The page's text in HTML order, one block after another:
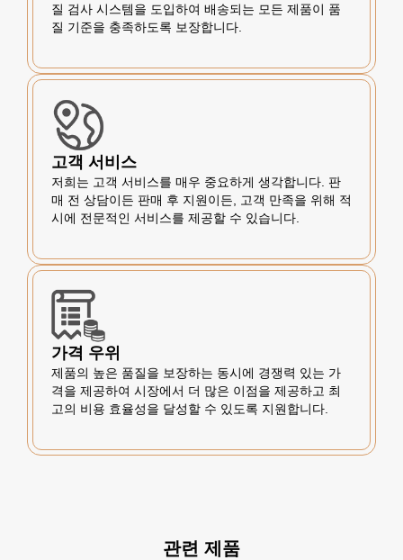
질 검사 시스템을 도입하여 배송되는 모든 제품이 품
질 기준을 충족하도록 보장합니다.
고객 서비스
저희는 고객 서비스를 매우 중요하게 생각합니다. 판
매 전 상담이든 판매 후 지원이든, 고객 만족을 위해 적
시에 전문적인 서비스를 제공할 수 있습니다.
가격 우위
제품의 높은 품질을 보장하는 동시에 경쟁력 있는 가
격을 제공하여 시장에서 더 많은 이점을 제공하고 최
고의 비용 효율성을 달성할 수 있도록 지원합니다.
관련 제품